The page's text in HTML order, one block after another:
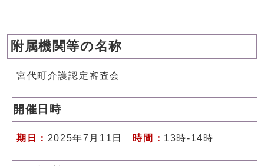
附属機関等の名称
宮代町介護認定審査会
開催日時
期日： 2025年7月11日 時間： 13時-14時